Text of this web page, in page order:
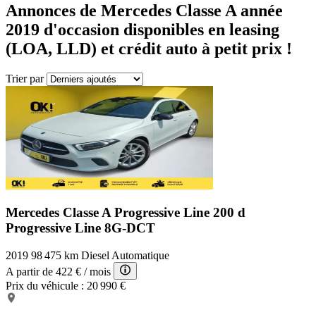
Annonces de Mercedes Classe A année
2019 d'occasion disponibles en leasing
(LOA, LLD) et crédit auto à petit prix !
Trier par
Mercedes Classe A Progressive Line 200 d
Progressive Line 8G-DCT
2019 98 475 km Diesel Automatique
A partir de 422 € / mois
Prix du véhicule : 20 990 €